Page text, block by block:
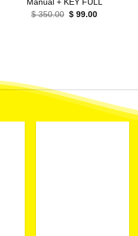
Manual + KEY FULL
$350.00 El
$ 99.00El